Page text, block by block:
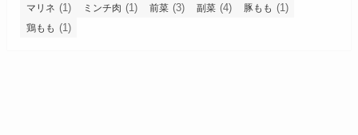
マリネ (1) ミンチ肉 (1) 前菜 (3) 副菜 (4) 豚もも (1)
鶏もも (1)